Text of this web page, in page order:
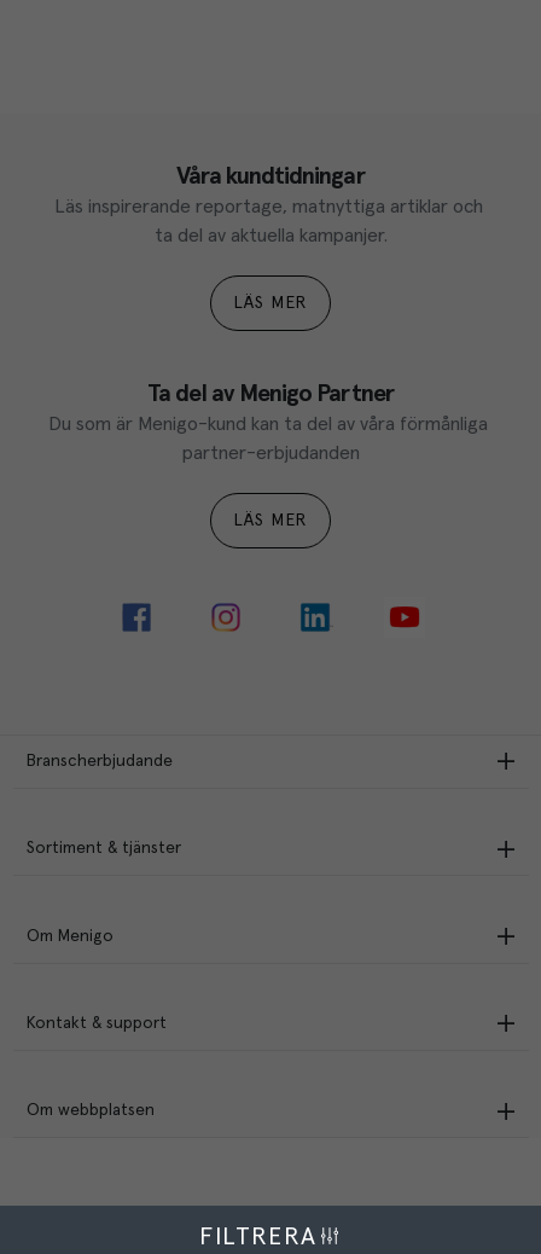
FILTRERA
Våra kundtidningar
Läs inspirerande reportage, matnyttiga artiklar och
ta del av aktuella kampanjer.
LÄS MER
Ta del av Menigo Partner
Du som är Menigo-kund kan ta del av våra förmånliga
partner-erbjudanden
LÄS MER
Branscherbjudande
Sortiment & tjänster
Om Menigo
Kontakt & support
Om webbplatsen
Menigo Foodservice AB